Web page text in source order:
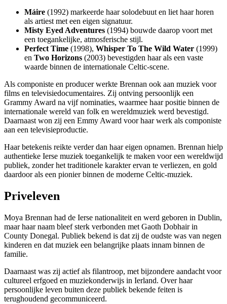
Máire (1992) markeerde haar solodebuut en liet haar horen
als artiest met een eigen signatuur.
Misty Eyed Adventures (1994) bouwde daarop voort met
een toegankelijke, atmosferische stijl.
Perfect Time (1998), Whisper To The Wild Water (1999)
en Two Horizons (2003) bevestigden haar als een vaste
waarde binnen de internationale Celtic-scene.
Als componiste en producer werkte Brennan ook aan muziek voor
films en televisiedocumentaires. Zij ontving persoonlijk een
Grammy Award na vijf nominaties, waarmee haar positie binnen de
internationale wereld van folk en wereldmuziek werd bevestigd.
Daarnaast won zij een Emmy Award voor haar werk als componiste
aan een televisieproductie.
Haar betekenis reikte verder dan haar eigen opnamen. Brennan hielp
authentieke Ierse muziek toegankelijk te maken voor een wereldwijd
publiek, zonder het traditionele karakter ervan te verliezen, en gold
daardoor als een pionier binnen de moderne Celtic-muziek.
Priveleven
Moya Brennan had de Ierse nationaliteit en werd geboren in Dublin,
maar haar naam bleef sterk verbonden met Gaoth Dobhair in
County Donegal. Publiek bekend is dat zij de oudste was van negen
kinderen en dat muziek een belangrijke plaats innam binnen de
familie.
Daarnaast was zij actief als filantroop, met bijzondere aandacht voor
cultureel erfgoed en muziekonderwijs in Ierland. Over haar
persoonlijke leven buiten deze publiek bekende feiten is
terughoudend gecommuniceerd.